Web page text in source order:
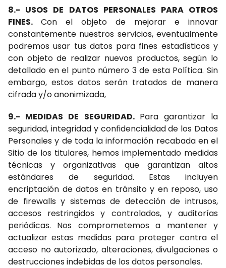
8.- USOS DE DATOS PERSONALES PARA OTROS
FINES. Con el objeto de mejorar e innovar
constantemente nuestros servicios, eventualmente
podremos usar tus datos para fines estadísticos y
con objeto de realizar nuevos productos, según lo
detallado en el punto número 3 de esta Política. Sin
embargo, estos datos serán tratados de manera
cifrada y/o anonimizada,
9.- MEDIDAS DE SEGURIDAD. Para garantizar la
seguridad, integridad y confidencialidad de los Datos
Personales y de toda la información recabada en el
Sitio de los titulares, hemos implementado medidas
técnicas y organizativas que garantizan altos
estándares de seguridad. Estas incluyen
encriptación de datos en tránsito y en reposo, uso
de firewalls y sistemas de detección de intrusos,
accesos restringidos y controlados, y auditorías
periódicas. Nos comprometemos a mantener y
actualizar estas medidas para proteger contra el
acceso no autorizado, alteraciones, divulgaciones o
destrucciones indebidas de los datos personales.